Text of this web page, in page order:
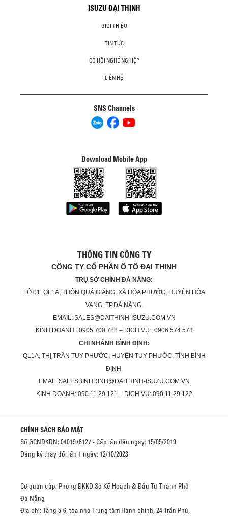
ISUZU ĐẠI THỊNH
GIỚI THIỆU
TIN TỨC
CƠ HỘI NGHỀ NGHIỆP
LIÊN HỆ
SNS Channels
Download Mobile App
THÔNG TIN CÔNG TY
CÔNG TY CỔ PHẦN Ô TÔ ĐẠI THỊNH
TRỤ SỞ CHÍNH ĐÀ NẴNG:
LÔ 01, QL1A, THÔN QUÁ GIÁNG, XÃ HÒA PHƯỚC, HUYỆN HÒA
VANG, TP.ĐÀ NẴNG.
EMAIL: SALES@DAITHINH-ISUZU.COM.VN
KINH DOANH : 0905 700 788 – DỊCH VỤ : 0906 574 578
CHI NHÁNH BÌNH ĐỊNH:
QL1A, THỊ TRẤN TUY PHƯỚC, HUYỆN TUY PHƯỚC, TỈNH BÌNH
ĐỊNH.
EMAIL:SALESBINHDINH@DAITHINH-ISUZU.COM.VN
KINH DOANH: 090.11.29.121 – DỊCH VỤ: 090.11.29.122
CHÍNH SÁCH BẢO MẬT
Số GCNDKDN: 0401976127 - Cấp lần đầu ngày: 15/05/2019
Đăng ký thay đổi lần 1 ngày: 12/10/2023
Cơ quan cấp: Phòng ĐKKD Sở Kế Hoạch & Đầu Tư Thành Phố
Đà Nẵng
Địa chỉ: Tầng 5-6, tòa nhà Trung tâm Hành chính, 24 Trần Phú,